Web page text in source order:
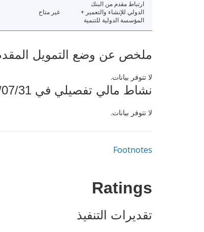
ارتباط مقدم من البنك
الدولي للإنشاء والتعمير +
المؤسسة الدولية للتنمية
غير متاح
ملخص عن وضع التمويل المقدم من
لا تتوفر بيانات.
نشاط مالي تفصيلي في 2026/07/31
لا تتوفر بيانات.
Footnotes
Ratings
تقديرات التنفيذ